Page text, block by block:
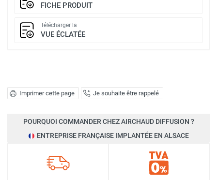
Imprimer cette page Je souhaite être rappelé
FICHE PRODUIT
Télécharger la
VUE ÉCLATÉE
POURQUOI COMMANDER CHEZ AIRCHAUD DIFFUSION ?
ENTREPRISE FRANÇAISE IMPLANTÉE EN ALSACE